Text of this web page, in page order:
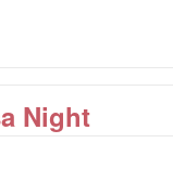
Night